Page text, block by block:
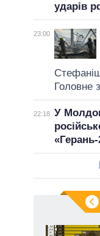
ударів
23:00
Головне
22:18 У
«Герань-